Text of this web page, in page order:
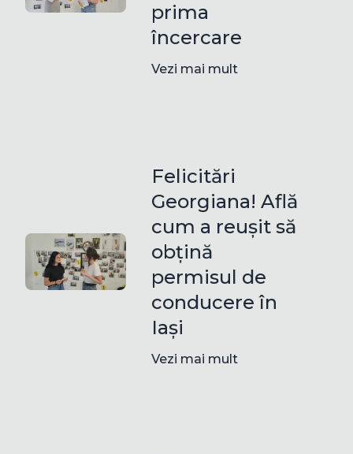
prima
încercare
Vezi mai mult
Felicitări
Georgiana! Află
cum a reușit să
obțină
permisul de
conducere în
Iași
Vezi mai mult